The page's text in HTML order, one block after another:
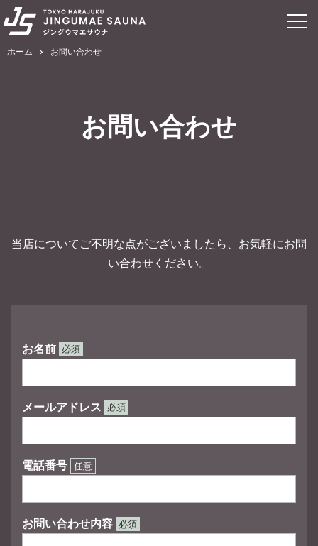
ホーム お問い合わせ
お問い合わせ
当店についてご不明な点がございましたら、お気軽にお問
い合わせください。
お名前 必須
メールアドレス 必須
電話番号 任意
お問い合わせ内容 必須